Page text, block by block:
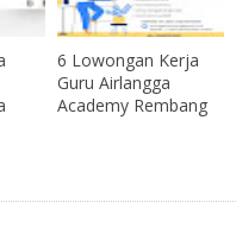
6 Lowongan Kerja
Guru Airlangga
Academy Rembang